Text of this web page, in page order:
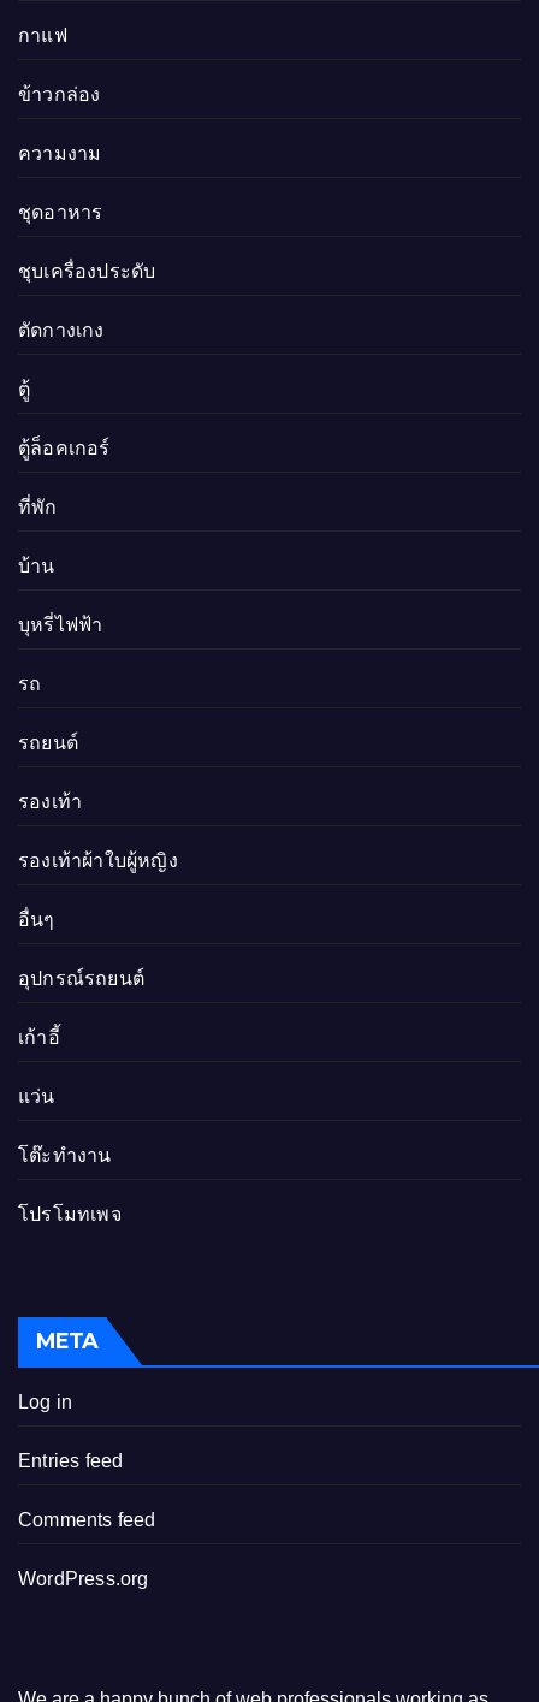
กาแฟ
ข้าวกล่อง
ความงาม
ชุดอาหาร
ชุบเครื่องประดับ
ตัดกางเกง
ตู้
ตู้ล็อคเกอร์
ที่พัก
บ้าน
บุหรี่ไฟฟ้า
รถ
รถยนต์
รองเท้า
รองเท้าผ้าใบผู้หญิง
อื่นๆ
อุปกรณ์รถยนต์
เก้าอี้
แว่น
โต๊ะทำงาน
โปรโมทเพจ
META
Log in
Entries feed
Comments feed
WordPress.org